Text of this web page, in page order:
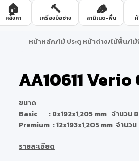
🏠
หลังคา
🔨
เครื่องมือช่าง
🪵
ลามิเนต-พื้น
หน้าหลัก/ไม้ ประตู หน้าต่าง/ไม้พื้น/ไ
AA10611 Verio
ขนาด
Basic : 8x192x1,205 mm จำนวน
Premium : 12x193x1,205 mm จำนว
รายละเอียด